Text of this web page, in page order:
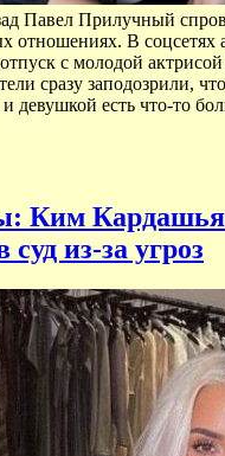
Павел Прилучный
отношениях. В соцсетях
с молодой
сразу заподозрили,
девушкой есть что-то
Ким
суд из-за угроз